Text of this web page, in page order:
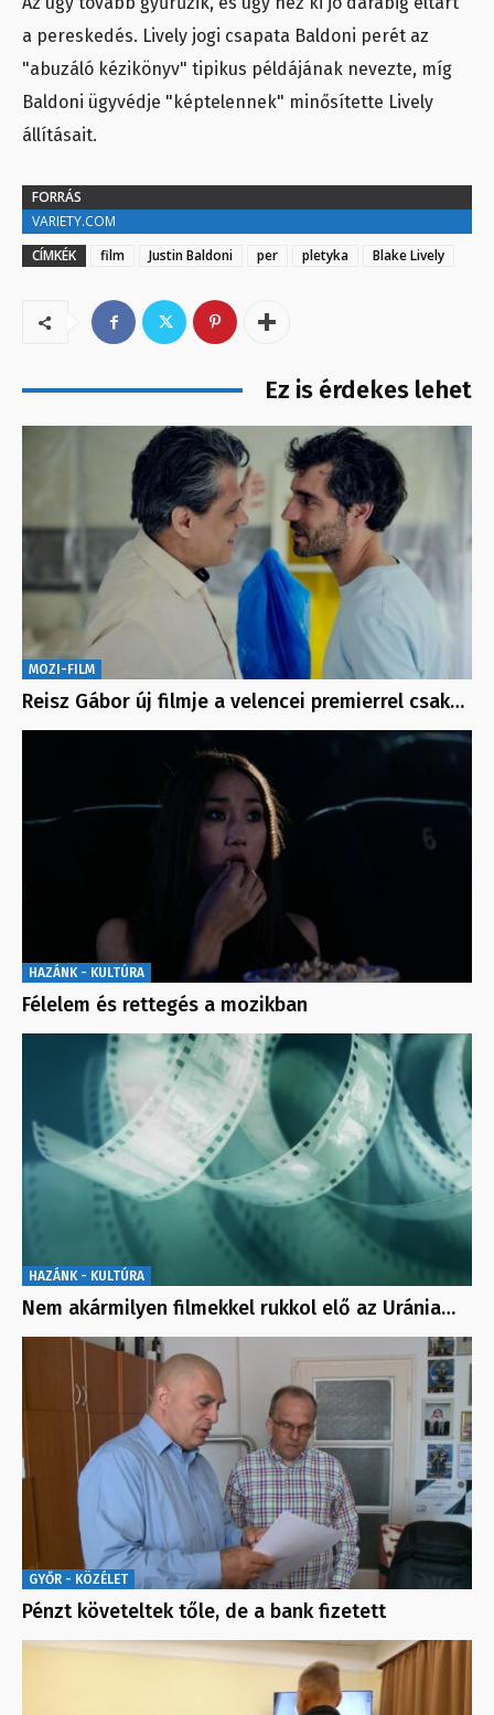
a pereskedés. Lively jogi csapata Baldoni perét az
"abuzáló kézikönyv" tipikus példájának nevezte, míg
Baldoni ügyvédje "képtelennek" minősítette Lively
állításait.
FORRÁS
VARIETY.COM
CÍMKÉK
film Justin Baldoni per pletyka Blake Lively
Ez is érdekes lehet
MOZI-FILM
Reisz Gábor új filmje a velencei premierrel csak…
HAZÁNK - KULTÚRA
Félelem és rettegés a mozikban
HAZÁNK - KULTÚRA
Nem akármilyen filmekkel rukkol elő az Uránia…
GYŐR - KÖZÉLET
Pénzt követeltek tőle, de a bank fizetett